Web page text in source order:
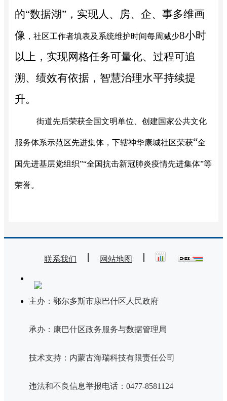
的“数据湖”，实现人、房、企、事多维画
像 ，社区工作者填表及系统维护时间每周减少8小时
以上，实现网格任务可量化、过程可追
溯、绩效有依据，智慧治理水平持续提
升。
街道先后荣获全国文明单位、创建国家公共文化
服务体系示范区先进集体 ，下辖神华康城社区荣获“全
国先进基层党组织”“全国抗击新冠肺炎疫情先进集体”等
荣誉。
联系我们 网站地图
主办：鄂尔多斯市康巴什区人民政府
承办：康巴什区政务服务与数据管理局
技术支持：内蒙古海瑞科技有限责任公司
违法和不良信息举报电话：0477-8581124